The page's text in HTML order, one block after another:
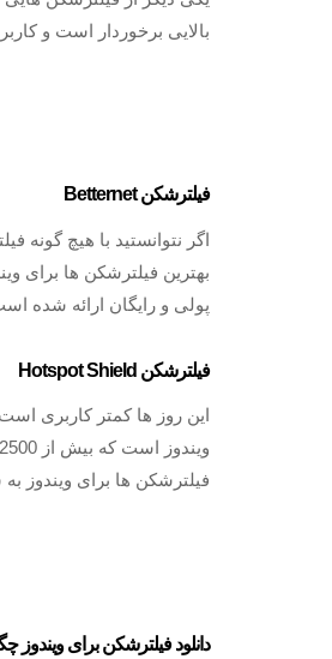
بالایی برخوردار است و
فیلترشکن Betternet
بهترین فیلترشکن ها برای
پولی و رایگان ارائه شده
فیلترشکن Hotspot Shield
این روز ها کمتر کاربری است
فیلترشکن ها برای ویندوز
دانلود فیلترشکن برای